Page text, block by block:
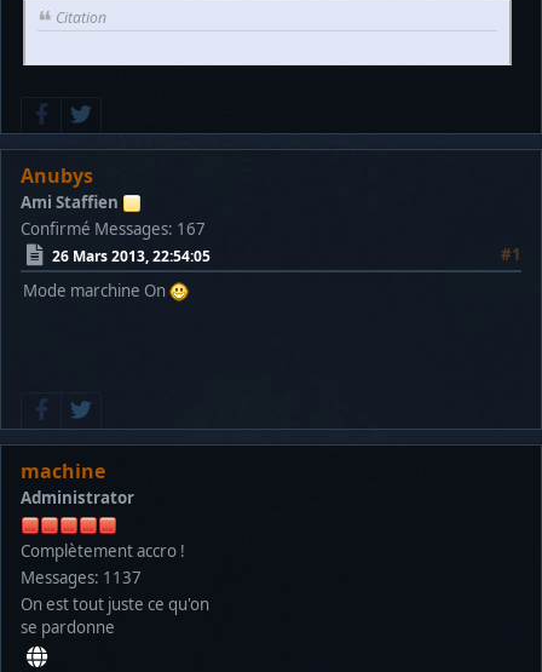
Citation
Anubys
Ami Staffien
Confirmé Messages: 167
26 Mars 2013, 22:54:05
#1
Mode marchine On
machine
Administrator
Complètement accro !
Messages: 1137
On est tout juste ce qu'on
se pardonne